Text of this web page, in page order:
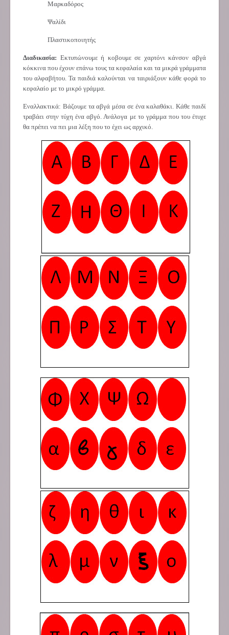
Μαρκαδόρος
Ψαλίδι
Πλαστικοποιητής
Διαδικασία: Εκτυπώνουμε ή κοβουμε σε χαρτόνι κάνσον αβγά
κόκκινα που έχουν επάνω τους τα κεφαλαία και τα μικρά γράμματα
του αλφαβήτου. Τα παιδιά καλούνται να ταιριάξουν κάθε φορά το
κεφαλαίο με το μικρό γράμμα.
Εναλλακτικά: Βάζουμε τα αβγά μέσα σε ένα καλαθάκι. Κάθε παιδί
τραβάει στην τύχη ένα αβγό. Ανάλογα με το γράμμα που του έτυχε
θα πρέπει να πει μια λέξη που το έχει ως αρχικό.